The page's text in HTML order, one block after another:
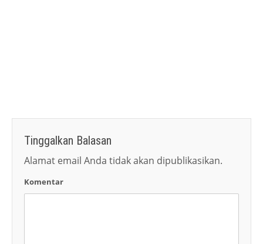
Tinggalkan Balasan
Alamat email Anda tidak akan dipublikasikan.
Komentar